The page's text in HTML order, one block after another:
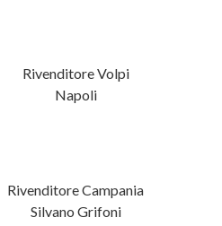
Rivenditore Volpi
Napoli
Rivenditore Campania
Silvano Grifoni